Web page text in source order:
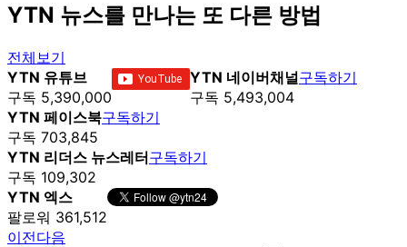
YTN 뉴스를 만나는 또 다른 방법
전체보기
YTN 유튜브
구독 5,390,000
YTN 네이버채널
구독 5,493,004
구독하기
YTN 페이스북
구독 703,845
구독하기
YTN 리더스 뉴스레터
구독 109,302
구독하기
YTN 엑스
팔로워 361,512
이전다음